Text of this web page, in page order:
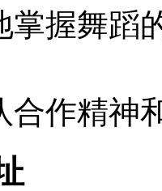
掌握舞蹈
合作精神